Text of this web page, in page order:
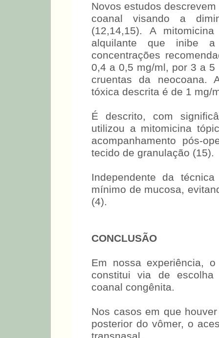
Novos estudos
coanal visando a
(12,14,15). A
alquilante que inibe a
concentrações
0,4 a 0,5 mg/ml, por 3 a
cruentas da neocoana.
tóxica descrita é de 1 mg/
É descrito, com
utilizou a mitomicina
acompanhamento pós-
tecido de granulação (15).
Independente da
mínimo de mucosa,
(4).
CONCLUSÃO
Em nossa experiência,
constitui via de
coanal congênita.
Nos casos em que
posterior do vômer, o